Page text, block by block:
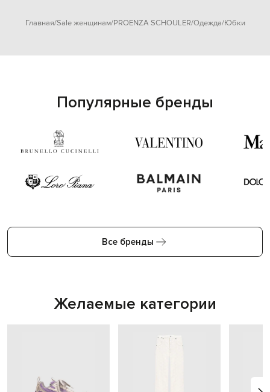
Главная Sale женщинам PROENZA SCHOULER Одежда Юбки
Популярные бренды
Все бренды
Желаемые категории